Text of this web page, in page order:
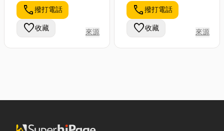
call撥打電話
favorite收藏 來源
call撥打電話
favorite收藏 來源